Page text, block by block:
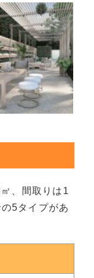
、間取りは1
5タイプがあ